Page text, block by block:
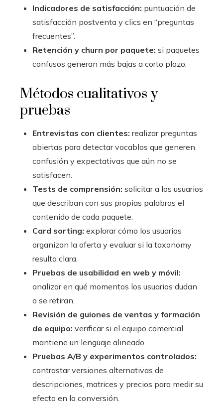
Indicadores de satisfacción: puntuación de
satisfacción postventa y clics en “preguntas
frecuentes”.
Retención y churn por paquete: si paquetes
confusos generan más bajas a corto plazo.
Métodos cualitativos y
pruebas
Entrevistas con clientes: realizar preguntas
abiertas para detectar vocablos que generen
confusión y expectativas que aún no se
satisfacen.
Tests de comprensión: solicitar a los usuarios
que describan con sus propias palabras el
contenido de cada paquete.
Card sorting: explorar cómo los usuarios
organizan la oferta y evaluar si la taxonomy
resulta clara.
Pruebas de usabilidad en web y móvil:
analizar en qué momentos los usuarios dudan
o se retiran.
Revisión de guiones de ventas y formación
de equipo: verificar si el equipo comercial
mantiene un lenguaje alineado.
Pruebas A/B y experimentos controlados:
contrastar versiones alternativas de
descripciones, matrices y precios para medir su
efecto en la conversión.